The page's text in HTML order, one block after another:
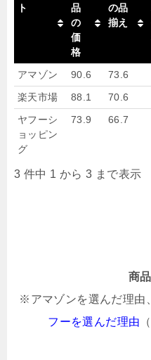
ト
品
の
価
格
の品
揃え
アマゾン 90.6 73.6
楽天市場
88.1 70.6
ヤフーシ
ョッピン
グ
73.9 66.7
3 件中 1 から 3 まで表示
商
※アマゾンを選んだ理由、
フーを選んだ理由